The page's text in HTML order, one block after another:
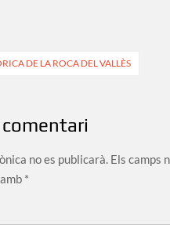
DE LA ROCA DEL VALLÈS
no es publicarà. Els camps
*